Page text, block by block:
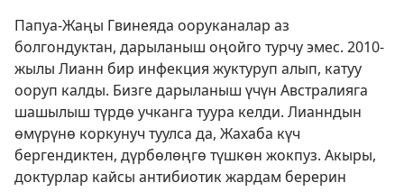
Папуа-Жаңы Гвинеяда ооруканалар аз
болгондуктан, дарыланыш оңойго турчу эмес. 2010-
жылы Лианн бир инфекция жуктуруп алып, катуу
ооруп калды. Бизге дарыланыш үчүн Австралияга
шашылыш түрдө учканга туура келди. Лианндын
өмүрүнө коркунуч туулса да, Жахаба күч
бергендиктен, дүрбөлөңгө түшкөн жокпуз. Акыры,
доктурлар кайсы антибиотик жардам берерин